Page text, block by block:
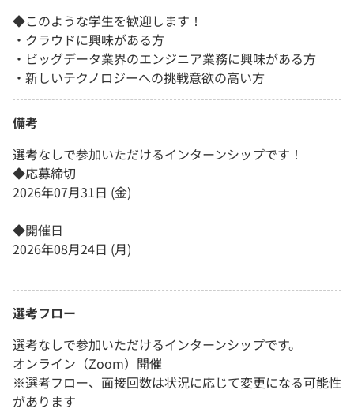
◆このような学生を歓迎します！
・クラウドに興味がある方
・ビッグデータ業界のエンジニア業務に興味がある方
・新しいテクノロジーへの挑戦意欲の高い方
備考
選考なしで参加いただけるインターンシップです！
◆応募締切
2026年07月31日 (金)
◆開催日
2026年08月24日 (月)
選考フロー
選考なしで参加いただけるインターンシップです。
オンライン（Zoom）開催
※選考フロー、面接回数は状況に応じて変更になる可能性
があります